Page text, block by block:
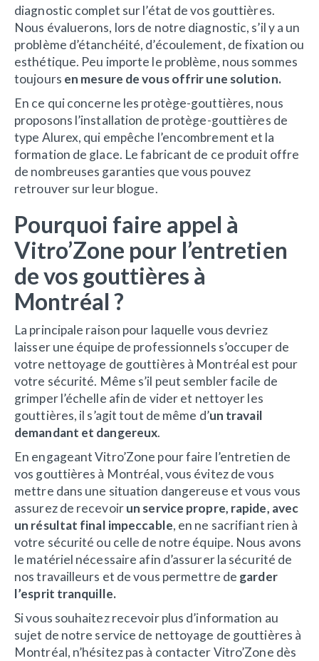
diagnostic complet sur l’état de vos gouttières.
Nous évaluerons, lors de notre diagnostic, s’il y a un
problème d’étanchéité, d’écoulement, de fixation ou
esthétique. Peu importe le problème, nous sommes
toujours en mesure de vous offrir une solution.
En ce qui concerne les protège-gouttières, nous
proposons l’installation de protège-gouttières de
type Alurex, qui empêche l’encombrement et la
formation de glace. Le fabricant de ce produit offre
de nombreuses garanties que vous pouvez
retrouver sur leur blogue.
Pourquoi faire appel à
Vitro’Zone pour l’entretien
de vos gouttières à
Montréal ?
La principale raison pour laquelle vous devriez
laisser une équipe de professionnels s’occuper de
votre nettoyage de gouttières à Montréal est pour
votre sécurité. Même s’il peut sembler facile de
grimper l’échelle afin de vider et nettoyer les
gouttières, il s’agit tout de même d’un travail
demandant et dangereux.
En engageant Vitro’Zone pour faire l’entretien de
vos gouttières à Montréal, vous évitez de vous
mettre dans une situation dangereuse et vous vous
assurez de recevoirun service propre, rapide, avec
un résultat final impeccable, en ne sacrifiant rien à
votre sécurité ou celle de notre équipe. Nous avons
le matériel nécessaire afin d’assurer la sécurité de
nos travailleurs et de vous permettre de garder
l’esprit tranquille.
Si vous souhaitez recevoir plus d’information au
sujet de notre service de nettoyage de gouttières à
Montréal, n’hésitez pas à contacter Vitro’Zone dès